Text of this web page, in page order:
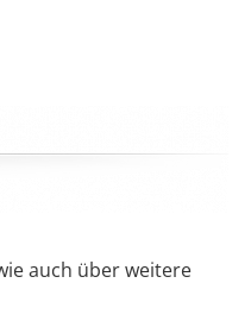
auch über weitere